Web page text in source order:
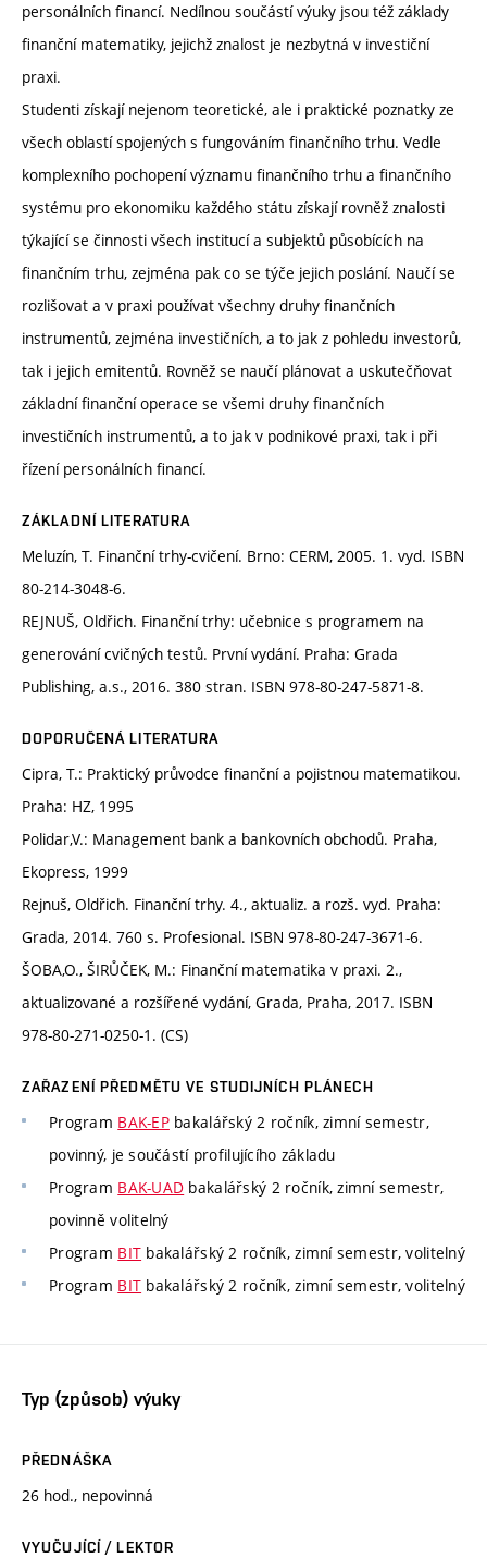
personálních financí. Nedílnou součástí výuky jsou též základy
finanční matematiky, jejichž znalost je nezbytná v investiční
praxi.
Studenti získají nejenom teoretické, ale i praktické poznatky ze
všech oblastí spojených s fungováním finančního trhu. Vedle
komplexního pochopení významu finančního trhu a finančního
systému pro ekonomiku každého státu získají rovněž znalosti
týkající se činnosti všech institucí a subjektů působících na
finančním trhu, zejména pak co se týče jejich poslání. Naučí se
rozlišovat a v praxi používat všechny druhy finančních
instrumentů, zejména investičních, a to jak z pohledu investorů,
tak i jejich emitentů. Rovněž se naučí plánovat a uskutečňovat
základní finanční operace se všemi druhy finančních
investičních instrumentů, a to jak v podnikové praxi, tak i při
řízení personálních financí.
ZÁKLADNÍ LITERATURA
Meluzín, T. Finanční trhy-cvičení. Brno: CERM, 2005. 1. vyd. ISBN
80-214-3048-6.
REJNUŠ, Oldřich. Finanční trhy: učebnice s programem na
generování cvičných testů. První vydání. Praha: Grada
Publishing, a.s., 2016. 380 stran. ISBN 978-80-247-5871-8.
DOPORUČENÁ LITERATURA
Cipra, T.: Praktický průvodce finanční a pojistnou matematikou.
Praha: HZ, 1995
Polidar,V.: Management bank a bankovních obchodů. Praha,
Ekopress, 1999
Rejnuš, Oldřich. Finanční trhy. 4., aktualiz. a rozš. vyd. Praha:
Grada, 2014. 760 s. Profesional. ISBN 978-80-247-3671-6.
ŠOBA,O., ŠIRŮČEK, M.: Finanční matematika v praxi. 2.,
aktualizované a rozšířené vydání, Grada, Praha, 2017. ISBN
978-80-271-0250-1. (CS)
ZAŘAZENÍ PŘEDMĚTU VE STUDIJNÍCH PLÁNECH
Program BAK-EPbakalářský 2 ročník, zimní semestr,
povinný, je součástí profilujícího základu
Program BAK-UAD bakalářský 2 ročník, zimní semestr,
povinně volitelný
Program BIT bakalářský 2 ročník, zimní semestr, volitelný
Program BIT bakalářský 2 ročník, zimní semestr, volitelný
Typ (způsob) výuky
PŘEDNÁŠKA
26 hod., nepovinná
VYUČUJÍCÍ / LEKTOR